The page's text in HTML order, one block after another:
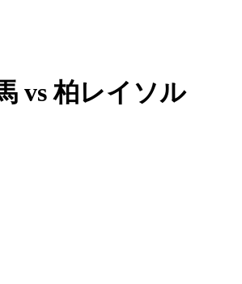
vs柏レイソル